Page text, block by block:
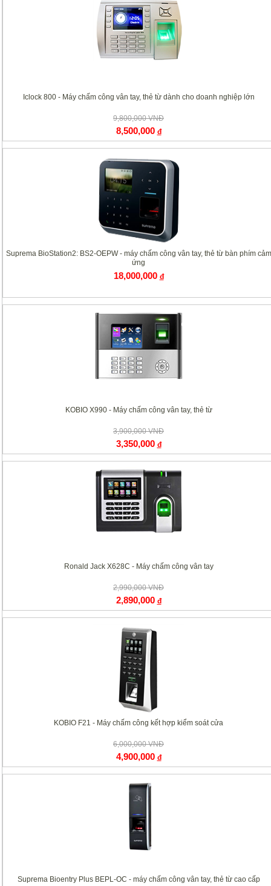
Iclock 800 - Máy chấm công vân tay, thẻ từ dành cho doanh nghiệp lớn
9,800,000 VNĐ
8,500,000 đ
Suprema BioStation2: BS2-OEPW - máy chấm công vân tay, thẻ từ bàn phím cảm
ứng
18,000,000 đ
KOBIO X990 - Máy chấm công vân tay, thẻ từ
3,900,000 VNĐ
3,350,000 đ
Ronald Jack X628C - Máy chấm công vân tay
2,990,000 VNĐ
2,890,000 đ
KOBIO F21 - Máy chấm công kết hợp kiểm soát cửa
6,000,000 VNĐ
4,900,000 đ
Suprema Bioentry Plus BEPL-OC - máy chấm công vân tay, thẻ từ cao cấp